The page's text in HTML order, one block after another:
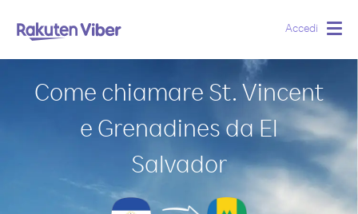
Accedi
Come chiamare St. Vincent
e Grenadines da El
Salvador